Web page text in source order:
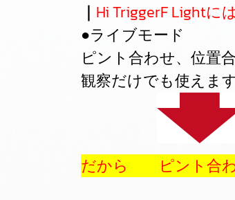
｜ Hi TriggerF Lightに
●ライブモード
ピント合わせ、位置
観察だけでも使えます
だから ピント合わ